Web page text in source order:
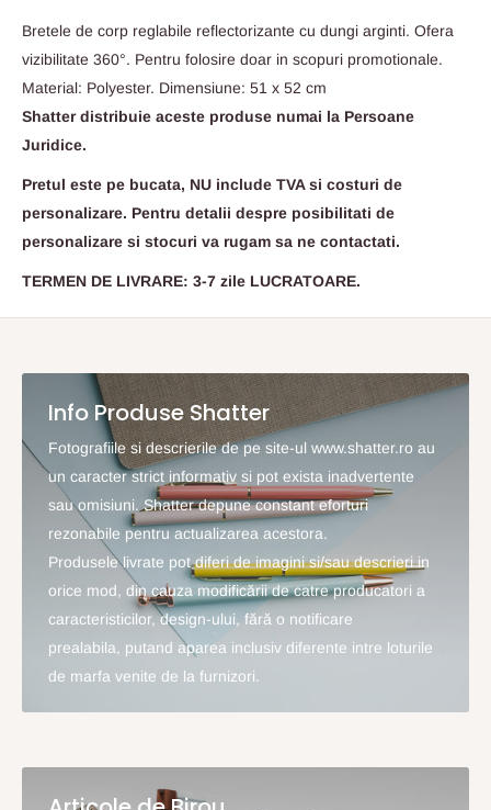
Bretele de corp reglabile reflectorizante cu dungi arginti. Ofera
vizibilitate 360°. Pentru folosire doar in scopuri promotionale.
Material: Polyester. Dimensiune: 51 x 52 cm
Shatter distribuie aceste produse numai la Persoane
Juridice.
Pretul este pe bucata, NU include TVA si costuri de
personalizare. Pentru detalii despre posibilitati de
personalizare si stocuri va rugam sa ne contactati.
TERMEN DE LIVRARE: 3-7 zile LUCRATOARE.
Info Produse Shatter
Fotografiile si descrierile de pe site-ul www.shatter.ro au
un caracter strict informativ si pot exista inadvertente
sau omisiuni. Shatter depune constant eforturi
rezonabile pentru actualizarea acestora.
Produsele livrate pot diferi de imagini si/sau descrieri in
orice mod, din cauza modificării de catre producatori a
caracteristicilor, design-ului, fără o notificare
prealabila, putand aparea inclusiv diferente intre loturile
de marfa venite de la furnizori.